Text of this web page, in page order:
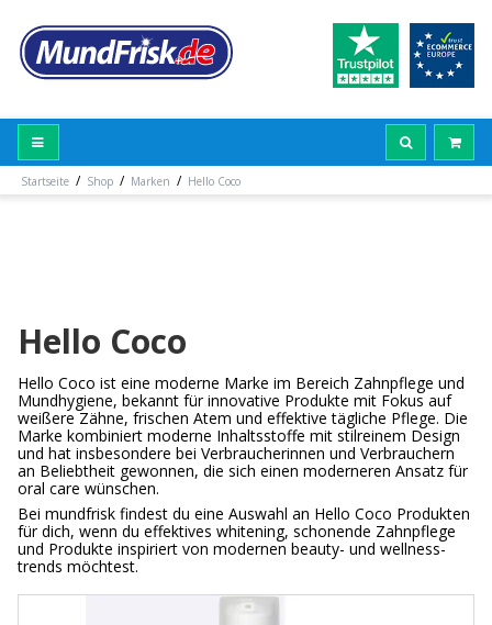
Startseite / Shop / Marken / Hello Coco
Hello Coco
Hello Coco ist eine moderne Marke im Bereich Zahnpflege und
Mundhygiene, bekannt für innovative Produkte mit Fokus auf
weißere Zähne, frischen Atem und effektive tägliche Pflege. Die
Marke kombiniert moderne Inhaltsstoffe mit stilreinem Design
und hat insbesondere bei Verbraucherinnen und Verbrauchern
an Beliebtheit gewonnen, die sich einen moderneren Ansatz für
oral care wünschen.
Bei mundfrisk findest du eine Auswahl an Hello Coco Produkten
für dich, wenn du effektives whitening, schonende Zahnpflege
und Produkte inspiriert von modernen beauty- und wellness-
trends möchtest.